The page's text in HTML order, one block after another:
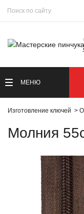
МЕНЮ
Изготовление ключей
Молния